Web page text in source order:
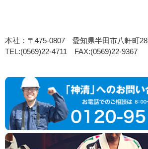
本社：〒475-0807 愛知県半田市八軒町
TEL:(0569)22-4711 FAX:(0569)22-9367